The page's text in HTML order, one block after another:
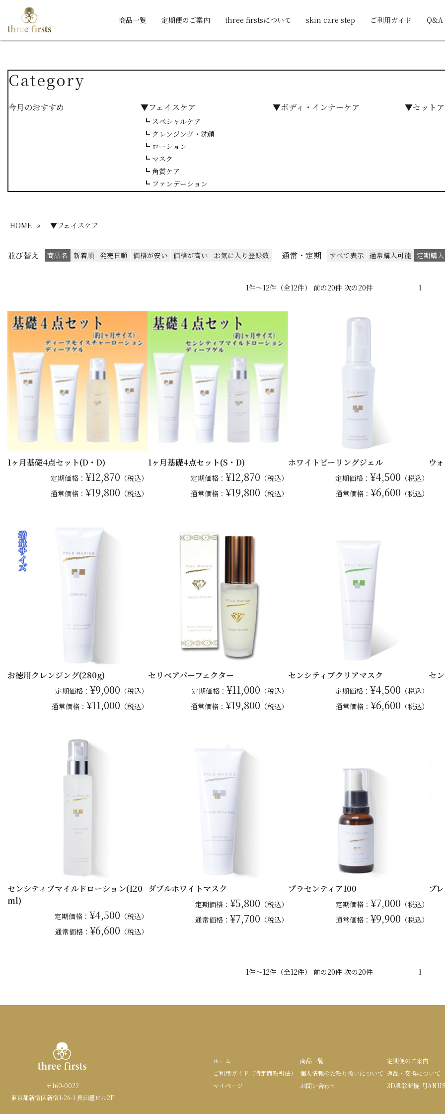
商品一覧 定期便のご案内 three firstsについて skin care step ご利用ガイド Q&A
Category
今月のおすすめ ▼フェイスケア
┗ スペシャルケア
┗ クレンジング・洗顔
┗ ローション
┗ マスク
┗ 角質ケア
┗ ファンデーション
▼ボディ・インナーケア ▼セットア
HOME » ▼フェイスケア
並び替え 商品名 新着順 発売日順 価格が安い 価格が高い お気に入り登録数 通常・定期 すべて表示 通常購入可能 定期購
1件～12件（全12件） 前の20件 次の20件 1
1ヶ月基礎4点セット(D・D)
定期価格： ¥12,870 （税込）
通常価格： ¥19,800 （税込）
1ヶ月基礎4点セット(S・D)
定期価格： ¥12,870 （税込）
通常価格： ¥19,800 （税込）
ホワイトピーリングジェル
定期価格： ¥4,500 （税込）
通常価格： ¥6,600 （税込）
ウ
お徳用クレンジング(280g)
定期価格： ¥9,000 （税込）
通常価格： ¥11,000 （税込）
セリペアパーフェクター
定期価格： ¥11,000 （税込）
通常価格： ¥19,800 （税込）
センシティブクリアマスク
定期価格： ¥4,500 （税込）
通常価格： ¥6,600 （税込）
セ
センシティブマイルドローション(120
ml)
定期価格： ¥4,500 （税込）
通常価格： ¥6,600 （税込）
ダブルホワイトマスク
定期価格： ¥5,800 （税込）
通常価格： ¥7,700 （税込）
プラセンティア100
定期価格： ¥7,000 （税込）
通常価格： ¥9,900 （税込）
プ
1件～12件（全12件） 前の20件 次の20件 1
〒160-0022
東京都新宿区新宿1-26-1 長田屋ビル2F
ホーム 商品一覧
定期便のご案内
ご利用ガイド（特定商取引法）
個人情報のお取り扱いについて 返品・交換について
マイページ
お問い合わせ 3D肌診断機「